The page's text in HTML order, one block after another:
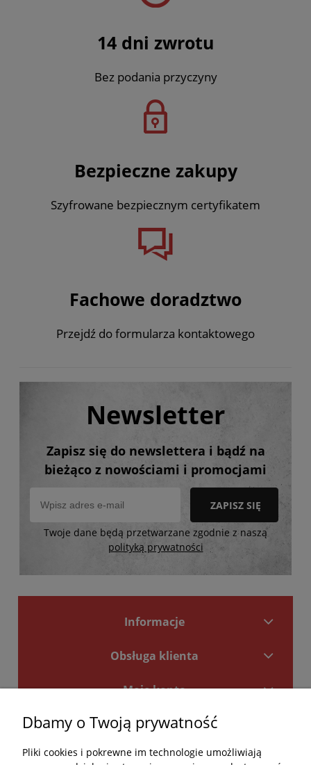
14 dni zwrotu
Bez podania przyczyny
Bezpieczne zakupy
Szyfrowane bezpiecznym certyfikatem
Fachowe doradztwo
Przejdź do formularza kontaktowego
Newsletter
Zapisz się do newslettera i bądź na
bieżąco z nowościami i promocjami
ZAPISZ SIĘ
Twoje dane będą przetwarzane zgodnie z naszą
polityką prywatności
Informacje
Obsługa klienta
Moje konto
Płatności i dostawa
Kontakt
Dbamy o Twoją prywatność
Pliki cookies i pokrewne im technologie umożliwiają